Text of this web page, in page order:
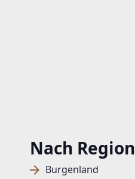
Nach Region
Burgenland